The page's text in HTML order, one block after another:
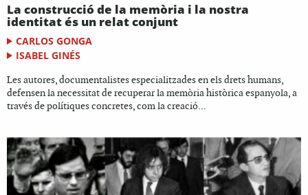
La construcció de la memòria i la nostra
identitat és un relat conjunt
CARLOS GONGA
ISABEL GINÉS
Les autores, documentalistes especialitzades en els drets humans,
defensen la necessitat de recuperar la memòria històrica espanyola, a
través de polítiques concretes, com la creació...